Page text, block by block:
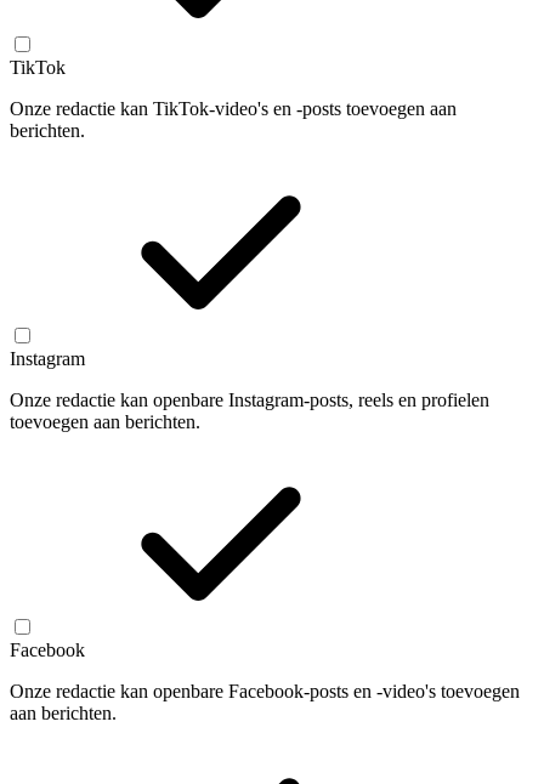
TikTok
Onze redactie kan TikTok-video's en -posts toevoegen aan
berichten.
Instagram
Onze redactie kan openbare Instagram-posts, reels en profielen
toevoegen aan berichten.
Facebook
Onze redactie kan openbare Facebook-posts en -video's toevoegen
aan berichten.